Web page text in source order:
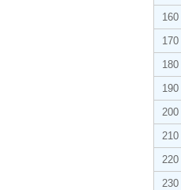
160
170
180
190
200
210
220
230